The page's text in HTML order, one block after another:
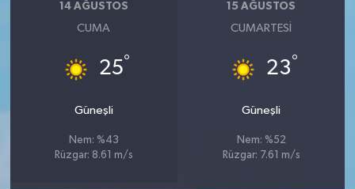
14 AĞUSTOS
CUMA
25°
Güneşli
Nem: %43
Rüzgar: 8.61 m/s
15 AĞUSTOS
CUMARTESI
23°
Güneşli
Nem: %52
Rüzgar: 7.61 m/s